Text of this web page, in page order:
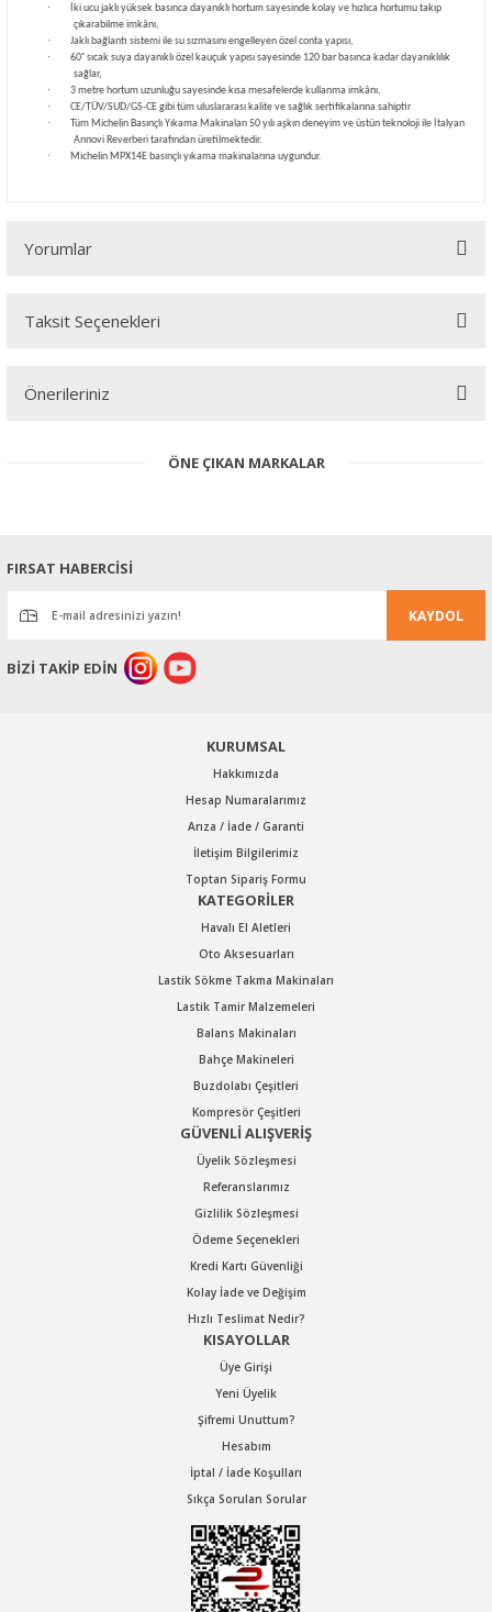
·
İki ucu jaklı yüksek basınca dayanıklı hortum sayesinde kolay ve hızlıca hortumu takıp
çıkarabilme imkânı,
·
Jaklı bağlantı sistemi ile su sızmasını engelleyen özel conta yapısı,
·
60˚ sıcak suya dayanıklı özel kauçuk yapısı sayesinde 120 bar basınca kadar dayanıklılık
sağlar,
·
3 metre hortum uzunluğu sayesinde kısa mesafelerde kullanma imkânı,
·
CE/TÜV/SUD/GS-CE gibi tüm uluslararası kalite ve sağlık sertifikalarına sahiptir
·
Tüm Michelin Basınçlı Yıkama Makinaları 50 yılı aşkın deneyim ve üstün teknoloji ile İtalyan
Annovi Reverberi tarafından üretilmektedir.
·
Michelin MPX14E basınçlı yıkama makinalarına uygundur.
Yorumlar
Taksit Seçenekleri
Önerileriniz
konularda yetersiz gördüğünüz noktaları öneri formunu kullanarak
Ürün resmi kalitesiz, bozuk veya görüntülenemiyor.
Ürün bilgilerinde hatalar bulunuyor.
Ürün fiyatı diğer sitelerden daha pahalı.
Bu ürüne benzer farklı alternatifler olmalı.
Gönder
ÖNE ÇIKAN MARKALAR
FIRSAT HABERCİSİ
KAYDOL
BİZİ TAKİP EDİN
KURUMSAL
Hakkımızda
Hesap Numaralarımız
Arıza / İade / Garanti
İletişim Bilgilerimiz
Toptan Sipariş Formu
KATEGORİLER
Havalı El Aletleri
Oto Aksesuarları
Lastik Sökme Takma Makinaları
Lastik Tamir Malzemeleri
Balans Makinaları
Bahçe Makineleri
Buzdolabı Çeşitleri
Kompresör Çeşitleri
GÜVENLİ ALIŞVERİŞ
Üyelik Sözleşmesi
Referanslarımız
Gizlilik Sözleşmesi
Ödeme Seçenekleri
Kredi Kartı Güvenliği
Kolay İade ve Değişim
Hızlı Teslimat Nedir?
KISAYOLLAR
Üye Girişi
Yeni Üyelik
Şifremi Unuttum?
Hesabım
İptal / İade Koşulları
Sıkça Sorulan Sorular